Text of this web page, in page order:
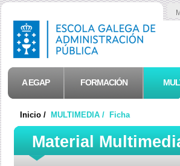
A EGAP FORMACIÓN
Inicio / MULTIMEDIA / Ficha
Material